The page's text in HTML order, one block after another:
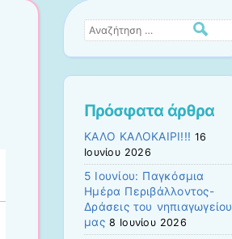
Αναζήτηση
Πρόσφατα άρθρα
ΚΑΛΟ ΚΑΛΟΚΑΙΡΙ!!! 16
Ιουνίου 2026
5 Ιουνίου: Παγκόσμια
Ημέρα Περιβάλλοντος-
Δράσεις του νηπιαγωγείου
μας 8 Ιουνίου 2026